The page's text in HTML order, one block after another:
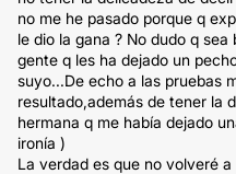
no me he pasado porque q
le dio la gana ? No dudo q
gente q les ha dejado un
suyo...De echo a las pruebas
resultado,además de tener la
hermana q me había dejado
ironía )
La verdad es que no volveré